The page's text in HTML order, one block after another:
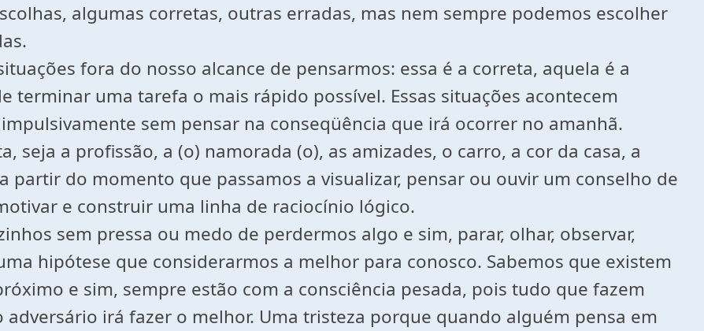
algumas corretas, outras erradas, mas nem sempre podemos escolher
fora do nosso alcance de pensarmos: essa é a correta, aquela é a
terminar uma tarefa o mais rápido possível. Essas situações acontecem
sem pensar na conseqüência que irá ocorrer no amanhã.
seja a profissão, a (o) namorada (o), as amizades, o carro, a cor da casa, a
partir do momento que passamos a visualizar, pensar ou ouvir um conselho de
e construir uma linha de raciocínio lógico.
sem pressa ou medo de perdermos algo e sim, parar, olhar, observar,
hipótese que considerarmos a melhor para conosco. Sabemos que existem
e sim, sempre estão com a consciência pesada, pois tudo que fazem
irá fazer o melhor. Uma tristeza porque quando alguém pensa em